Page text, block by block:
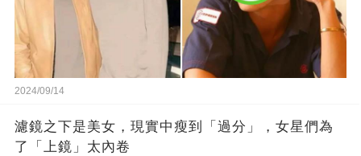
2024/09/14
濾鏡之下是美女，現實中瘦到「過分」，女星們為
了「上鏡」太內卷